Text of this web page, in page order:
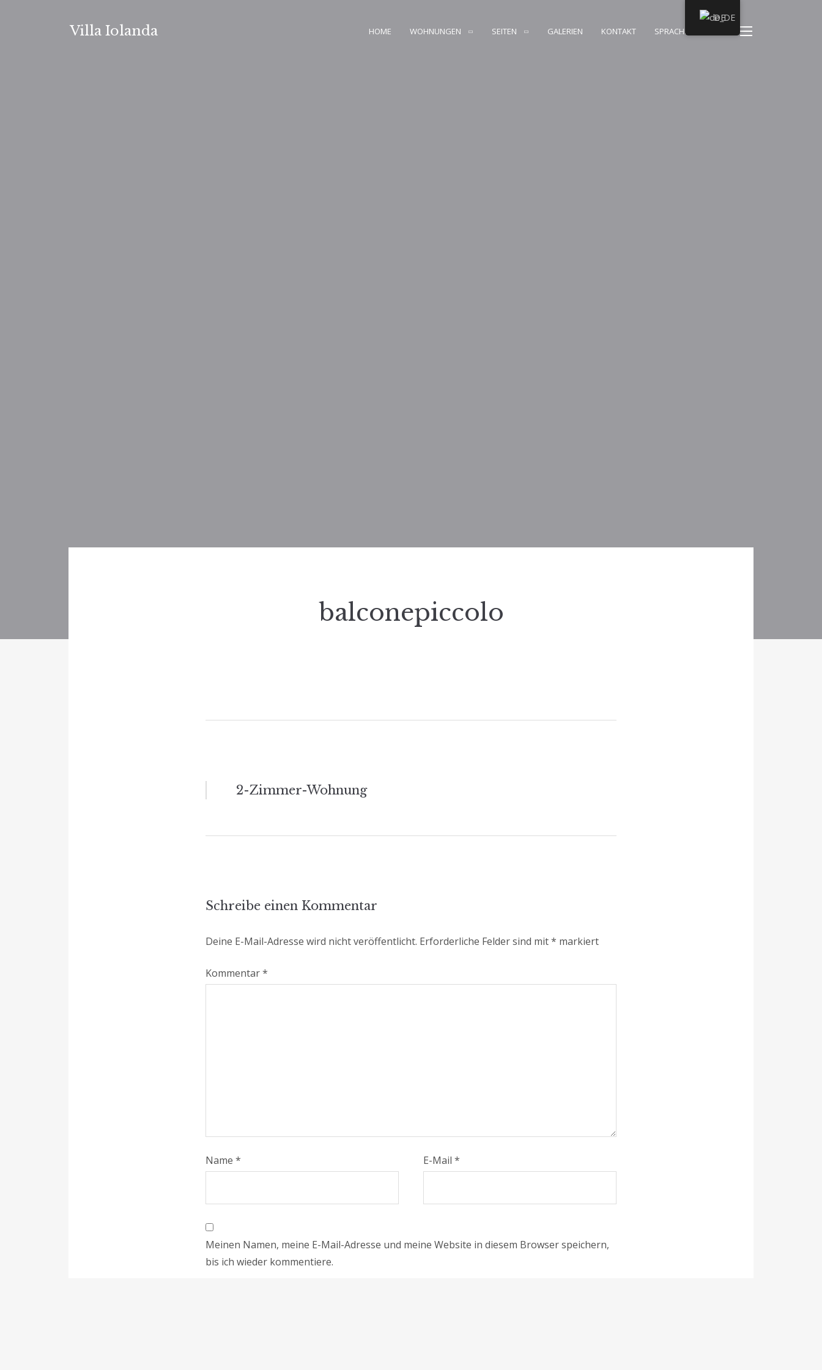
Villa Iolanda HOME WOHNUNGEN SEITEN GALERIEN KONTAKT SPRACHEN
balconepiccolo
Beitrags-
2-Zimmer-Wohnung
Schreibe einen Kommentar
Deine E-Mail-Adresse wird nicht veröffentlicht. Erforderliche Felder sind mit* markiert
Kommentar*
Name * E-Mail *
Meinen Namen, meine E-Mail-Adresse und meine Website in diesem Browser speichern,
bis ich wieder kommentiere.
DE